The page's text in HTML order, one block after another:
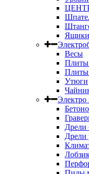
Ящики
Весы
Плиты
Плиты
Утюги
Электро
Дрели
Дрели